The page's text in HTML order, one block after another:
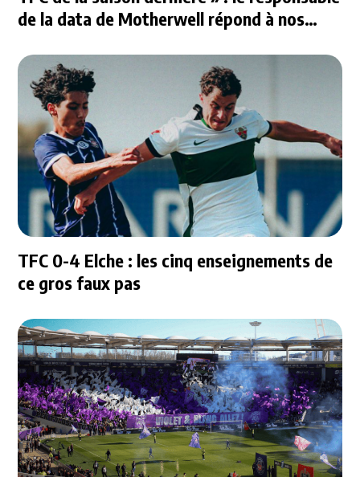
de la data de Motherwell répond à nos
TFC 0-4 Elche : les cinq enseignements de
ce gros faux pas